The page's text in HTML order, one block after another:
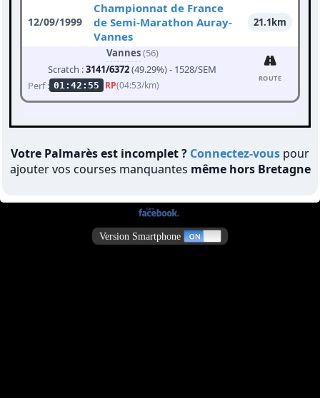
12/09/1999
Championnat de France
de Semi-Marathon Auray-
Vannes
21.1km
Vannes(56)
Scratch :3141/6372(49.29%) - 1528/SEM
Perf : 01:42:55 RP(04:53/km)
ROUTE
Votre Palmarès est incomplet ? Connectez-vous pour
ajouter vos courses manquantes même hors Bretagne
Version Smartphone